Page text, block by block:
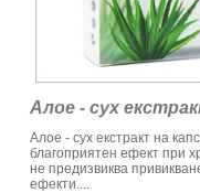
Алое - сух
Алое - сух екстракт на
благоприятен ефект при
не предизвиква
ефекти....